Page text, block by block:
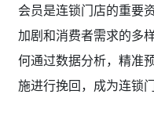
会员是连锁门店的重要
加剧和消费者需求的多
何通过数据分析，精准
施进行挽回，成为连锁